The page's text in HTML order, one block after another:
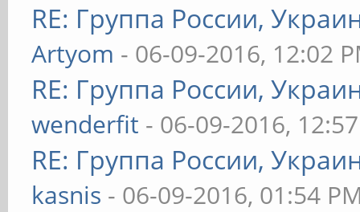
RE: Группа России,
Artyom - 06-09-2016, 12:02
RE: Группа России,
wenderfit - 06-09-2016,
RE: Группа России,
kasnis - 06-09-2016, 01:54